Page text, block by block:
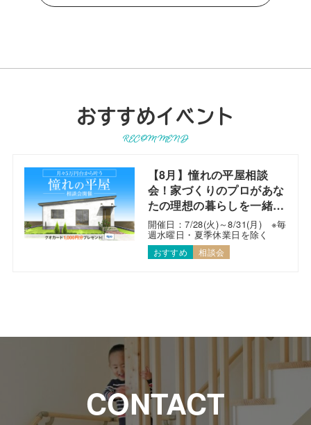
おすすめイベント
RECOMMEND
【8月】憧れの平屋相談
会！家づくりのプロがあな
たの理想の暮らしを一緒に
考えます！
開催日：7/28(火)～8/31(月) ※毎
週水曜日・夏季休業日を除く
おすすめ 相談会
CONTACT